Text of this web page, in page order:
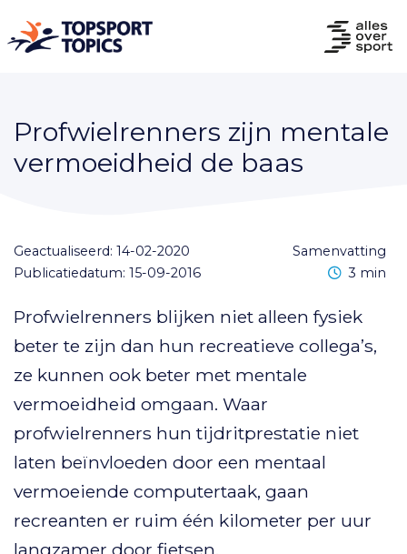
Profwielrenners zijn mentale
vermoeidheid de baas
samenvatting
Geactualiseerd: 14-02-2020
Publicatiedatum: 15-09-2016
Leestijd
3 min
Profwielrenners blijken niet alleen fysiek
beter te zijn dan hun recreatieve collega’s,
ze kunnen ook beter met mentale
vermoeidheid omgaan. Waar
profwielrenners hun tijdritprestatie niet
laten beïnvloeden door een mentaal
vermoeiende computertaak, gaan
recreanten er ruim één kilometer per uur
langzamer door fietsen.